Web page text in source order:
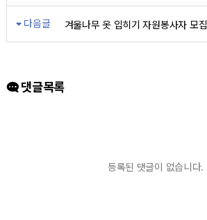
다음글 겨울나무 옷 입히기 자원봉사자 모집
댓글목록
등록된 댓글이 없습니다.